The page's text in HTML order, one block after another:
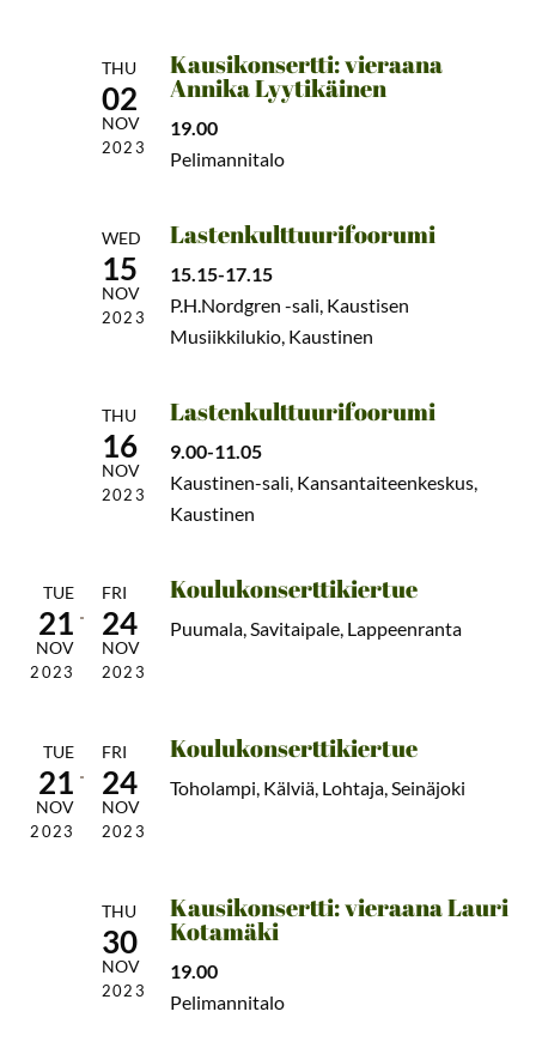
THU
02
NOV
2023
Kausikonsertti: vieraana
Annika Lyytikäinen
19.00
Pelimannitalo
WED
15
NOV
2023
Lastenkulttuurifoorumi
15.15-17.15
P.H.Nordgren -sali, Kaustisen
Musiikkilukio, Kaustinen
THU
16
NOV
2023
Lastenkulttuurifoorumi
9.00-11.05
Kaustinen-sali, Kansantaiteenkeskus,
Kaustinen
TUE
21
NOV
2023
FRI
24
NOV
2023
Koulukonserttikiertue
Puumala, Savitaipale, Lappeenranta
TUE
21
NOV
2023
FRI
24
NOV
2023
Koulukonserttikiertue
Toholampi, Kälviä, Lohtaja, Seinäjoki
THU
30
NOV
2023
Kausikonsertti: vieraana Lauri
Kotamäki
19.00
Pelimannitalo